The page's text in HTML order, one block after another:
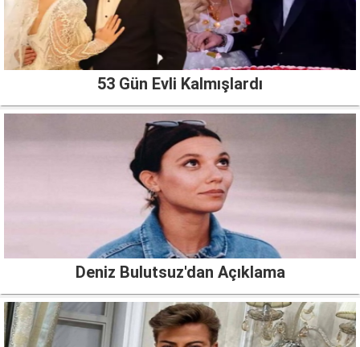
53 Gün Evli Kalmışlardı
Deniz Bulutsuz'dan Açıklama